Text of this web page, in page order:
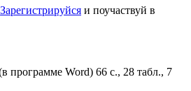
Зарегистрируйся и поучаствуй в
программе Word) 66 с., 28 табл., 7